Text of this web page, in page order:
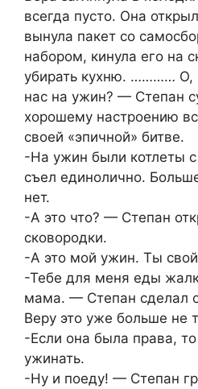
всегда пусто. Она
вынула пакет со
набором, кинула его на
убирать кухню. ………… О,
нас на ужин? — Степан
хорошему настроению
своей «эпичной» битве.
-На ужин были котлеты
съел единолично.
нет.
-А это что? — Степан
сковородки.
-А это мой ужин. Ты
-Тебе для меня еды
мама. — Степан сделал
Веру это уже больше не
-Если она была права,
ужинать.
-Ну и поеду! — Степан